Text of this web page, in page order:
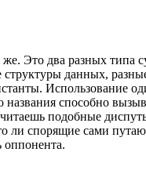
Это два разных типа
данных,
Использование
названия способно
подобные
ли спорящие сами
оппонента.